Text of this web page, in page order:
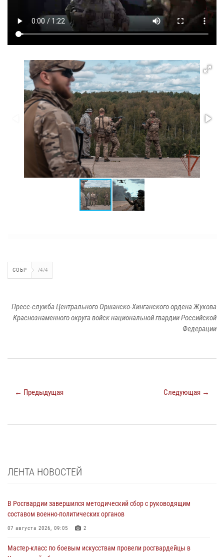
СОБР 7474
Пресс-служба Центрального Оршанско-Хинганского ордена Жукова
Краснознаменного округа войск национальной гвардии Российской
Федерации
← Предыдущая Следующая →
ЛЕНТА НОВОСТЕЙ
В Росгвардии завершился методический сбор с руководящим
составом военно-политических органов
07 августа 2026, 09:05 2
Мастер-класс по боевым искусствам провели росгвардейцы в